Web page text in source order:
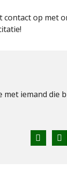
op met
met iemand die